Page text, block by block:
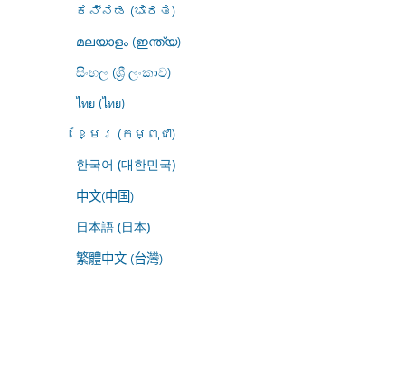
ಕನ್ನಡ (ಭಾರತ)
മലയാളം (ഇന്ത്യ)
සිංහල (ශ්‍රී ලංකාව)
ไทย (ไทย)
ខ្មែរ (កម្ពុជា)
한국어 (대한민국)
中文(中国)
日本語 (日本)
繁體中文 (台灣)